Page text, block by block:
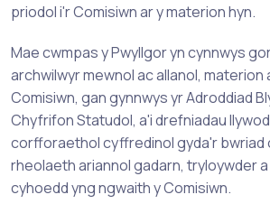
priodol i'r Comisiwn ar y materion hyn.
Mae cwmpas y Pwyllgor yn cynnwys
archwilwyr mewnol ac allanol, materion
Comisiwn, gan gynnwys yr Adroddiad
Chyfrifon Statudol, a'i drefniadau
corfforaethol cyffredinol gyda'r bwriad
rheolaeth ariannol gadarn, tryloywder
cyhoedd yng ngwaith y Comisiwn.